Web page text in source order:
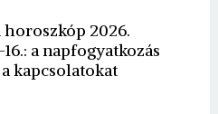
2026.
a napfogyatkozás
kapcsolatokat